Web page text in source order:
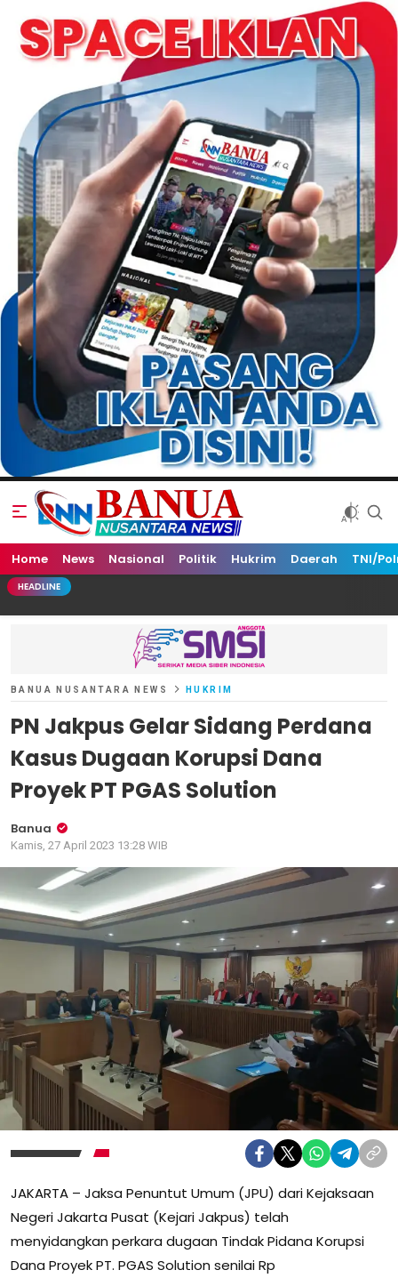
Banua Nusantara News
Home News Nasional Politik Hukrim Daerah TNI/
HEADLINE
BANUA NUSANTARA NEWS HUKRIM
PN Jakpus Gelar Sidang Perdana
Kasus Dugaan Korupsi Dana
Proyek PT PGAS Solution
Banua
Kamis, 27 April 2023 13:28 WIB
JAKARTA – Jaksa Penuntut Umum (JPU) dari Kejaksaan
Negeri Jakarta Pusat (Kejari Jakpus) telah
menyidangkan perkara dugaan Tindak Pidana Korupsi
Dana Proyek PT. PGAS Solution senilai Rp